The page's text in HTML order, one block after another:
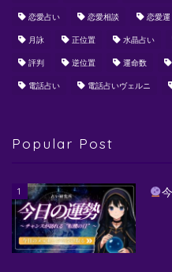
恋愛占い 恋愛相談 恋愛運
月詠 正位置 水晶占い
評判 逆位置 運命数
電話占い 電話占いヴェルニ
Popular Post
1